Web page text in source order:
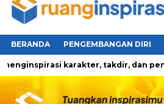
BERANDA PENGEMBANGAN DIRI
karakter, takdir, dan